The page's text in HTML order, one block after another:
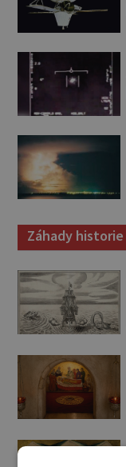
Záhady historie